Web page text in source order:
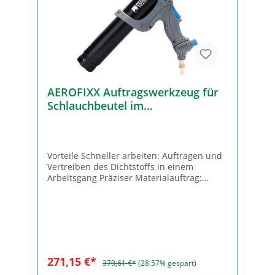
AEROFIXX Auftragswerkzeug für
Schlauchbeutel im
Vorteile Schneller arbeiten: Auftragen und
Vertreiben des Dichtstoffs in einem
Arbeitsgang Präziser Materialauftrag:
einfaches Auftragen der Dichtstoffe
AEROSANA VISCONN und AEROSANA
271,15 €* 379,61 €*(28.57% gespart)